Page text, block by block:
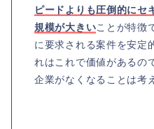
ピードよりも圧倒的にセ
規模が大きいことが特徴
に要求される案件を安定
れはこれで価値があるの
企業がなくなることは考